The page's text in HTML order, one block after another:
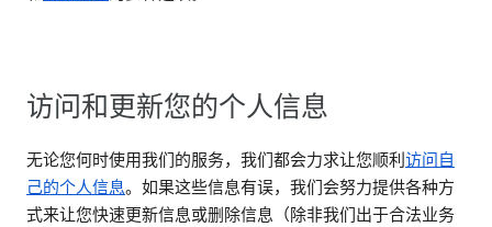
访问和更新您的个人信息
无论您何时使用我们的服务，我们都会力求让您顺利 访问自
己的个人信息。如果这些信息有误，我们会努力提供各种方
式来让您快速更新信息或删除信息（除非我们出于合法业务